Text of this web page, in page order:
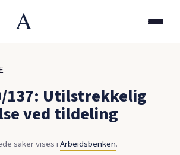
137: Utilstrekkelig
ved tildeling
saker vises iArbeidsbenken.